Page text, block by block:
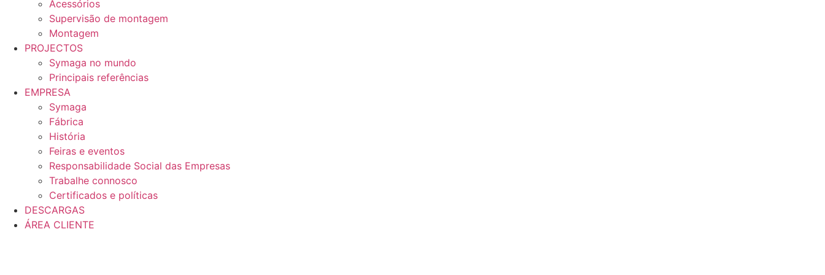
Acessórios
Supervisão de montagem
Montagem
PROJECTOS
Symaga no mundo
Principais referências
EMPRESA
Symaga
Fábrica
História
Feiras e eventos
Responsabilidade Social das Empresas
Trabalhe connosco
Certificados e políticas
DESCARGAS
ÁREA CLIENTE